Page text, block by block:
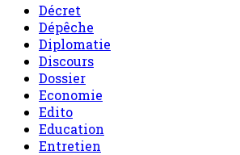
Décret
Dépêche
Diplomatie
Discours
Dossier
Economie
Edito
Education
Entretien